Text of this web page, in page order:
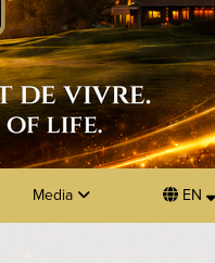
Media EN